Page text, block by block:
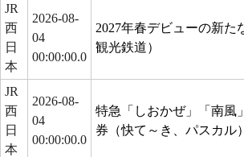
JR
西
日
本
2026-08-
04
00:00:00.0
2027年春デビューの新
観光鉄道）
JR
西
日
本
2026-08-
04
00:00:00.0
特急「しおかぜ」「南風
券（快て～き、パスカル